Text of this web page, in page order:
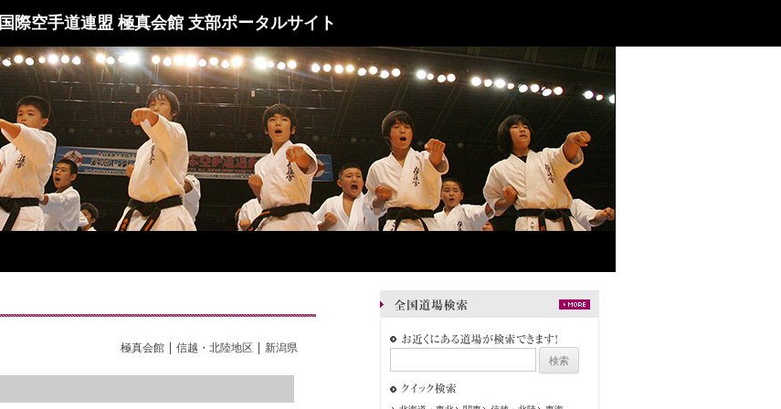
国際空手道連盟 極真会館 支部ポータルサイト
極真会館 | 信越・北陸地区 | 新潟県